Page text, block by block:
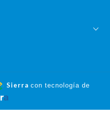
Sierra con tecnología de